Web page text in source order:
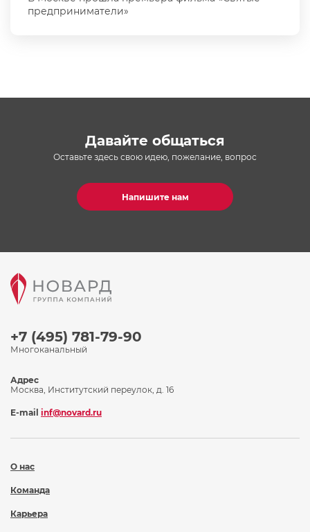
предприниматели»
Давайте общаться
Оставьте здесь свою идею, пожелание, вопрос
Напишите нам
+7 (495) 781-79-90
Многоканальный
О нас
Команда
Карьера
Адрес
Москва, Институтский переулок, д. 16
E-mail inf@novard.ru